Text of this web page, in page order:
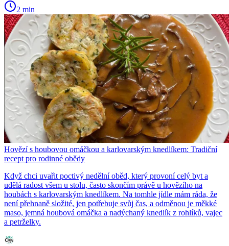
2 min
Hovězí s houbovou omáčkou a karlovarským knedlíkem: Tradiční
recept pro rodinné obědy
Když chci uvařit poctivý nedělní oběd, který provoní celý byt a
udělá radost všem u stolu, často skončím právě u hovězího na
houbách s karlovarským knedlíkem. Na tomhle jídle mám ráda, že
není přehnaně složité, jen potřebuje svůj čas, a odměnou je měkké
maso, jemná houbová omáčka a nadýchaný knedlík z rohlíků, vajec
a petrželky.